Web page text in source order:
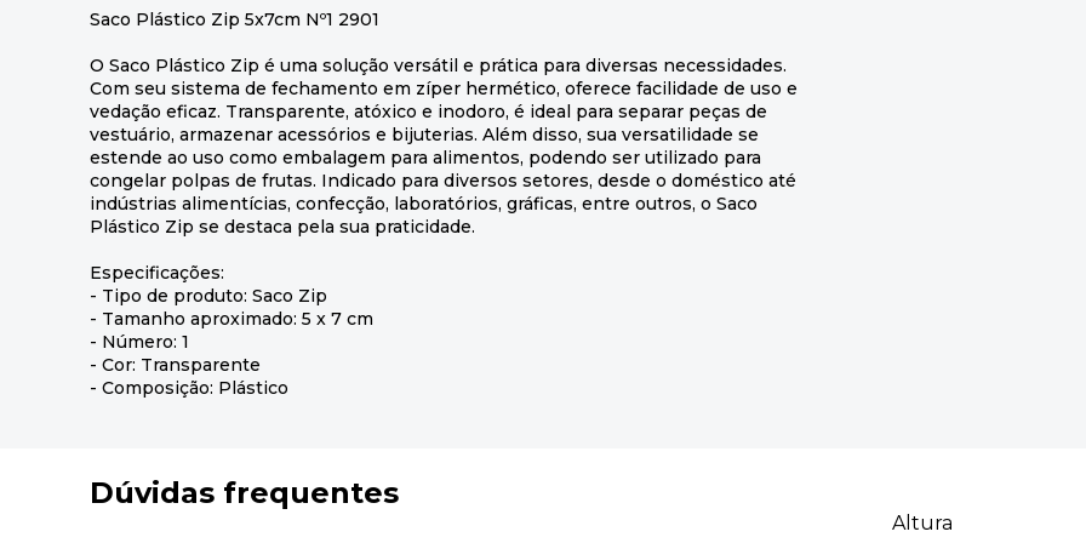
Saco Plástico Zip 5x7cm Nº1 2901
O Saco Plástico Zip é uma solução versátil e prática para diversas necessidades.
Com seu sistema de fechamento em zíper hermético, oferece facilidade de uso e
vedação eficaz. Transparente, atóxico e inodoro, é ideal para separar peças de
vestuário, armazenar acessórios e bijuterias. Além disso, sua versatilidade se
estende ao uso como embalagem para alimentos, podendo ser utilizado para
congelar polpas de frutas. Indicado para diversos setores, desde o doméstico até
indústrias alimentícias, confecção, laboratórios, gráficas, entre outros, o Saco
Plástico Zip se destaca pela sua praticidade.
Especificações:
- Tipo de produto: Saco Zip
- Tamanho aproximado: 5 x 7 cm
- Número: 1
- Cor: Transparente
- Composição: Plástico
Dúvidas frequentes
Altura